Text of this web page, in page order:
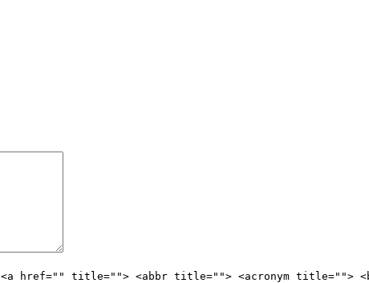
<a href="" title=""> <abbr title=""> <acronym title="">